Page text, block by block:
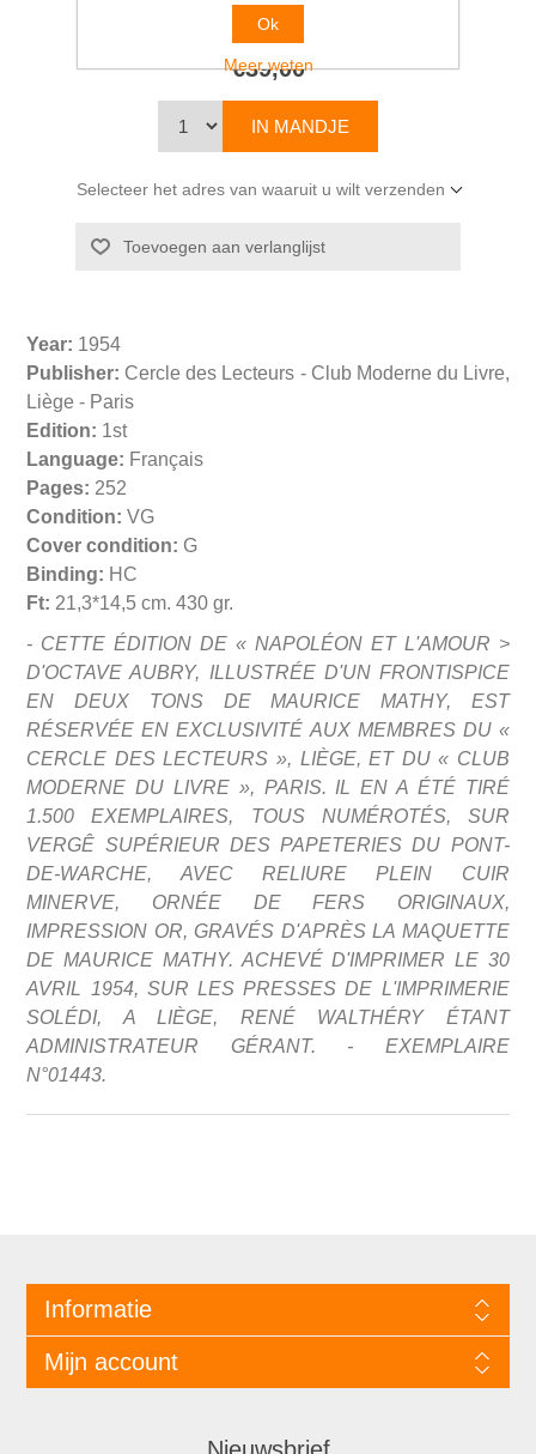
Octave AUBRY
€39,00
Selecteer het adres van waaruit u wilt verzenden
Year: 1954
Publisher: Cercle des Lecteurs - Club Moderne du Livre,
Liège - Paris
Edition: 1st
Language: Français
Pages: 252
Condition: VG
Cover condition: G
Binding: HC
Ft: 21,3*14,5 cm. 430 gr.
- CETTE ÉDITION DE « NAPOLÉON ET L'AMOUR >
D'OCTAVE AUBRY, ILLUSTRÉE D'UN FRONTISPICE
EN DEUX TONS DE MAURICE MATHY, EST
RÉSERVÉE EN EXCLUSIVITÉ AUX MEMBRES DU «
CERCLE DES LECTEURS », LIÈGE, ET DU « CLUB
MODERNE DU LIVRE », PARIS. IL EN A ÉTÉ TIRÉ
1.500 EXEMPLAIRES, TOUS NUMÉROTÉS, SUR
VERGÊ SUPÉRIEUR DES PAPETERIES DU PONT-
DE-WARCHE, AVEC RELIURE PLEIN CUIR
MINERVE, ORNÉE DE FERS ORIGINAUX,
IMPRESSION OR, GRAVÉS D'APRÈS LA MAQUETTE
DE MAURICE MATHY. ACHEVÉ D'IMPRIMER LE 30
AVRIL 1954, SUR LES PRESSES DE L'IMPRIMERIE
SOLÉDI, A LIÈGE, RENÉ WALTHÉRY ÉTANT
ADMINISTRATEUR GÉRANT. - EXEMPLAIRE
N°01443.
Informatie
Mijn account
Ok
Meer weten